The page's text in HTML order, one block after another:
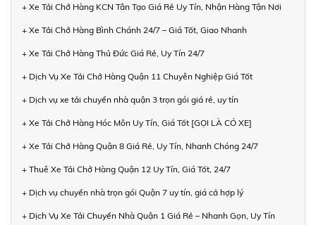
+ Xe Tải Chở Hàng KCN Tân Tạo Giá Rẻ Uy Tín, Nhận Hàng Tận Nơi
+ Xe Tải Chở Hàng Bình Chánh 24/7 – Giá Tốt, Giao Nhanh
+ Xe Tải Chở Hàng Thủ Đức Giá Rẻ, Uy Tín 24/7
+ Dịch Vụ Xe Tải Chở Hàng Quận 11 Chuyên Nghiệp Giá Tốt
+ Dịch vụ xe tải chuyển nhà quận 3 trọn gói giá rẻ, uy tín
+ Xe Tải Chở Hàng Hóc Môn Uy Tín, Giá Tốt [GỌI LÀ CÓ XE]
+ Xe Tải Chở Hàng Quận 8 Giá Rẻ, Uy Tín, Nhanh Chóng 24/7
+ Thuê Xe Tải Chở Hàng Quận 12 Uy Tín, Giá Tốt, 24/7
+ Dịch vụ chuyển nhà trọn gói Quận 7 uy tín, giá cả hợp lý
+ Dịch Vụ Xe Tải Chuyển Nhà Quận 1 Giá Rẻ – Nhanh Gọn, Uy Tín